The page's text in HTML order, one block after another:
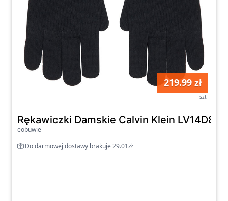
219.99 zł
szt
Rękawiczki Damskie Calvin Klein
eobuwie
Do darmowej dostawy brakuje 29.01zł